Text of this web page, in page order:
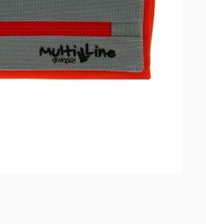
y marcas
las categorías